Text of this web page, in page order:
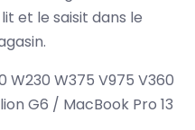
et le saisit dans le
W375 V975 V360
G6 / MacBook Pro 13